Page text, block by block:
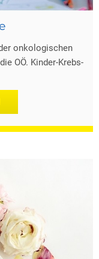
onkologischen
OÖ. Kinder-Krebs-